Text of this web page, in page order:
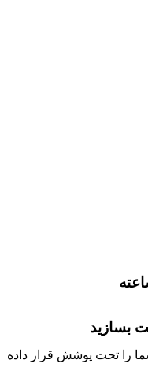
بسازید
را تحت پوشش قرار داده